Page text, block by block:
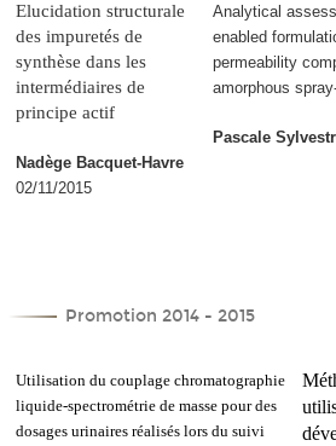
Elucidation structurale
des impuretés de
synthèse dans les
intermédiaires de
principe actif
Nadège Bacquet-Havre
02/11/2015
Analytical
enabled
permeability
amorphous
Pascale
Promotion 2014 - 2015
Utilisation du couplage chromatographie
liquide-spectrométrie de masse pour des
dosages urinaires réalisés lors du suivi